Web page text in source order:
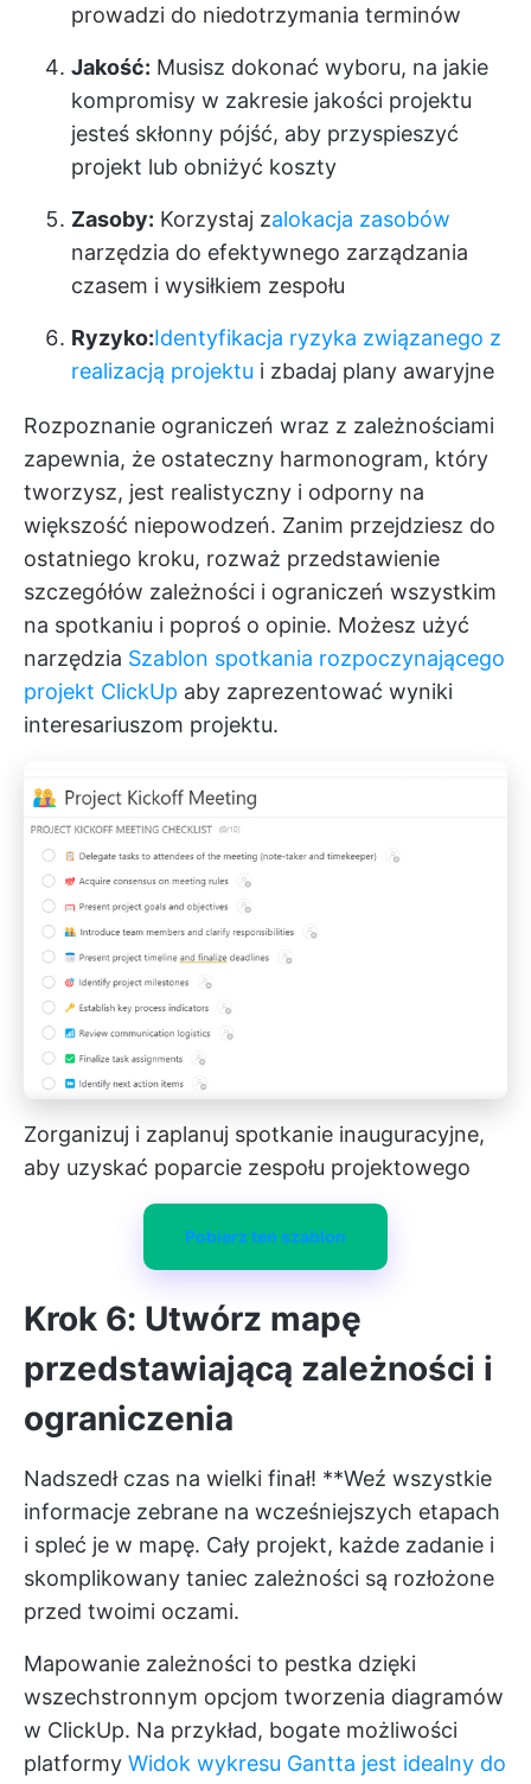
prowadzi do niedotrzymania terminów
Jakość: Musisz dokonać wyboru, na jakie
kompromisy w zakresie jakości projektu
jesteś skłonny pójść, aby przyspieszyć
projekt lub obniżyć koszty
Zasoby: Korzystaj zalokacja zasobów
narzędzia do efektywnego zarządzania
czasem i wysiłkiem zespołu
Ryzyko:Identyfikacja ryzyka związanego z
realizacją projektu i zbadaj plany awaryjne
Rozpoznanie ograniczeń wraz z zależnościami
zapewnia, że ostateczny harmonogram, który
tworzysz, jest realistyczny i odporny na
większość niepowodzeń. Zanim przejdziesz do
ostatniego kroku, rozważ przedstawienie
szczegółów zależności i ograniczeń wszystkim
na spotkaniu i poproś o opinie. Możesz użyć
narzędzia Szablon spotkania rozpoczynającego
projekt ClickUp aby zaprezentować wyniki
interesariuszom projektu.
Zorganizuj i zaplanuj spotkanie inauguracyjne,
aby uzyskać poparcie zespołu projektowego
Pobierz ten szablon
Krok 6: Utwórz mapę
przedstawiającą zależności i
ograniczenia
Nadszedł czas na wielki finał! **Weź wszystkie
informacje zebrane na wcześniejszych etapach
i spleć je w mapę. Cały projekt, każde zadanie i
skomplikowany taniec zależności są rozłożone
przed twoimi oczami.
Mapowanie zależności to pestka dzięki
wszechstronnym opcjom tworzenia diagramów
w ClickUp. Na przykład, bogate możliwości
platformy Widok wykresu Gantta jest idealny do